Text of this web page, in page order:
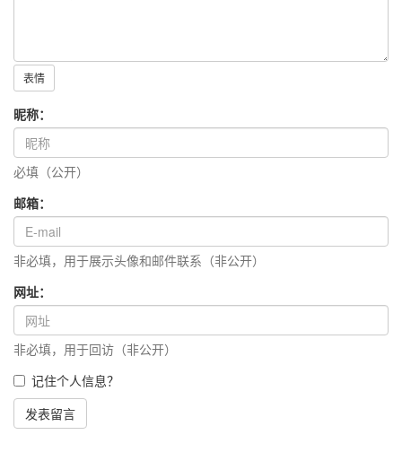
表情
昵称：
必填（公开）
邮箱：
非必填，用于展示头像和邮件联系（非公开）
网址：
非必填，用于回访（非公开）
记住个人信息？
发表留言